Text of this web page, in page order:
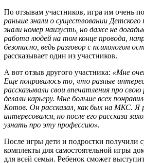
По отзывам участников, игра им очень
раньше знали о существовании Детского
знали номер наизусть, но даже не
работа людей на том конце провода,
безопасно, ведь разговор с психологом
рассказывает один из участников.
А вот отзыв другого участника: «Мне
Еще понравилось то, что разные
рассказывали свои впечатления про
делали карьеру. Мне больше всех
Котов. Он рассказал, как был на МКС. Я
интересовался, но после его рассказа
узнать про эту профессию».
После игры дети и подростки получили
комплекты для самостоятельной игры
для всей семьи. Ребенок сможет